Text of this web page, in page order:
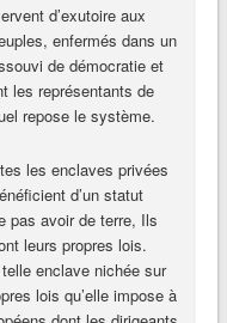
d’exutoire aux
enfermés dans un
de démocratie et
les représentants de
repose le système.
les enclaves privées
d’un statut
pas avoir de terre, Ils
leurs propres lois.
enclave nichée sur
lois qu’elle impose à